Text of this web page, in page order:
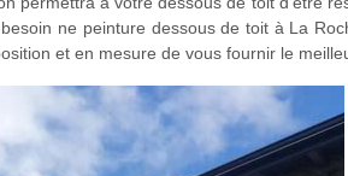
ne peinture dessous de toit à La
et en mesure de vous fournir le